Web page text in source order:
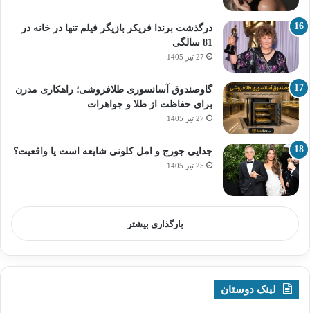
درگذشت برندا فریکر بازیگر فیلم تنها در خانه در
81 سالگی
27 تیر 1405
گاوصندوق آسانسوری طلافروشی؛ راهکاری مدرن
برای حفاظت از طلا و جواهرات
27 تیر 1405
جدایی جورج و امل کلونی شایعه است یا واقعیت؟
25 تیر 1405
بارگذاری بیشتر
لینک دوستان